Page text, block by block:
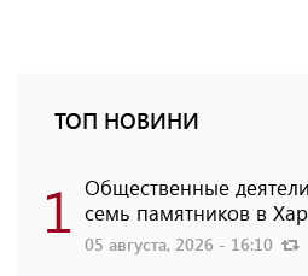
ТОП НОВИНИ
1 Общественные
семь памятников в
05 августа, 2026 - 16:10